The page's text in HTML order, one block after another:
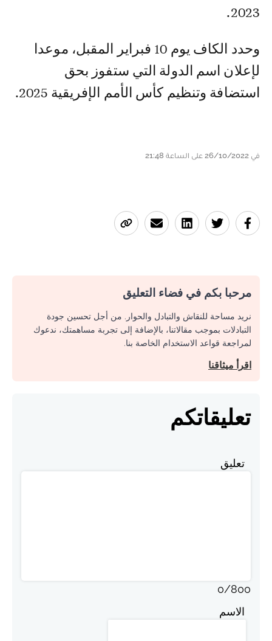
2023.
وحدد الكاف يوم 10 فبراير المقبل، موعدا
لإعلان اسم الدولة التي ستفوز بحق
استضافة وتنظيم كأس الأمم الإفريقية 2025.
في 26/10/2022 على الساعة 21:48
مرحبا بكم في فضاء التعليق
نريد مساحة للنقاش والتبادل والحوار. من أجل تحسين جودة
التبادلات بموجب مقالاتنا، بالإضافة إلى تجربة مساهمتك، ندعوك
لمراجعة قواعد الاستخدام الخاصة بنا.
اقرأ ميثاقنا
تعليقاتكم
تعليق
0/800
الاسم